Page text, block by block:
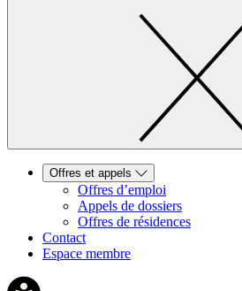
Offres et appels
Offres d’emploi
Appels de dossiers
Offres de résidences
Contact
Espace membre